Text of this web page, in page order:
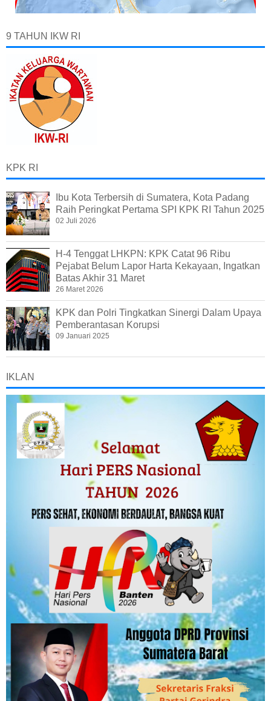
9 TAHUN IKW RI
KPK RI
Ibu Kota Terbersih di Sumatera, Kota Padang
Raih Peringkat Pertama SPI KPK RI Tahun 2025
02 Juli 2026
H-4 Tenggat LHKPN: KPK Catat 96 Ribu
Pejabat Belum Lapor Harta Kekayaan, Ingatkan
Batas Akhir 31 Maret
26 Maret 2026
KPK dan Polri Tingkatkan Sinergi Dalam Upaya
Pemberantasan Korupsi
09 Januari 2025
IKLAN